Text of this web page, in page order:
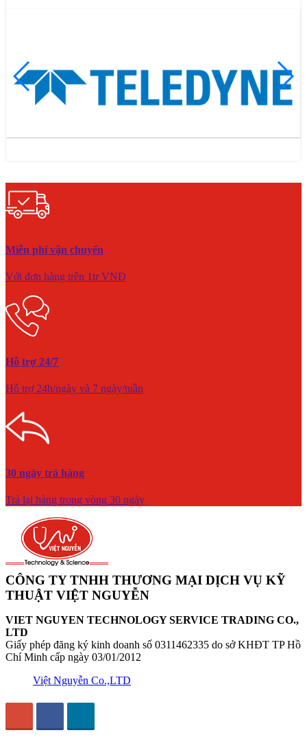
Miễn phí vận chuyển
Với đơn hàng trên 1tr VNĐ
Hỗ trợ 24/7
Hỗ trợ 24h/ngày và 7 ngày/tuần
30 ngày trả hàng
Trả lại hàng trong vòng 30 ngày
CÔNG TY TNHH THƯƠNG MẠI DỊCH VỤ KỸ
THUẬT VIỆT NGUYỄN
VIET NGUYEN TECHNOLOGY SERVICE TRADING CO.,
LTD
Giấy phép đăng ký kinh doanh số 0311462335 do sở KHĐT TP Hồ
Chí Minh cấp ngày 03/01/2012
Việt Nguyễn Co.,LTD